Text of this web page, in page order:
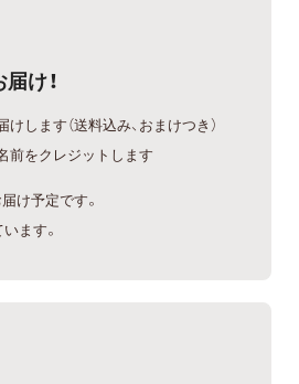
け！
します（送料込み、おまけつき）
前をクレジットします
け予定です。
ます。